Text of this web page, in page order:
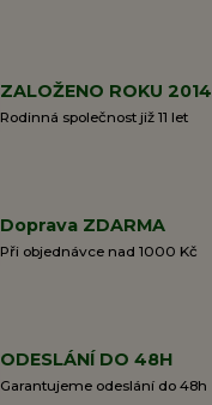
ZALOŽENO ROKU 2014
Rodinná společnost již 11 let
Doprava ZDARMA
Při objednávce nad 1000 Kč
ODESLÁNÍ DO 48H
Garantujeme odeslání do 48h